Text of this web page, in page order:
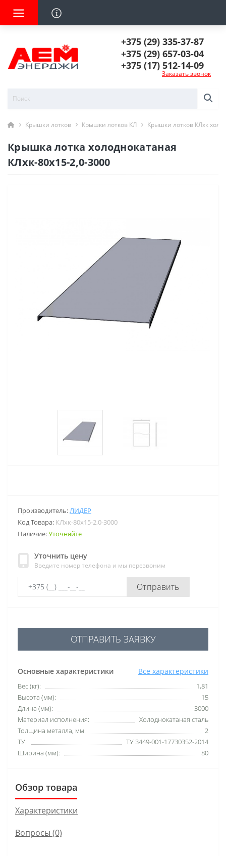
+375 (29) 335-37-87
+375 (29) 657-03-04
+375 (17) 512-14-09
Заказать звонок
Крышки лотков Крышки лотков КЛ Крышки лотков КЛхк
Крышка лотка холоднокатаная
КЛхк-80х15-2,0-3000
Производитель:ЛИДЕР
Код Товара: КЛхк-80х15-2,0-3000
Наличие:Уточняйте
Уточнить цену
Введите номер телефона и мы перезвоним
Отправить
Основные характеристики Все характеристики
Вес (кг):
1,81
Высота (мм):
15
Длина (мм):
3000
Материал исполнения:
Холоднокатаная сталь
Толщина металла, мм:
2
ТУ:
ТУ 3449-001-17730352-2014
Ширина (мм):
80
ОТПРАВИТЬ ЗАЯВКУ
Обзор товара
Характеристики
Вопросы (0)